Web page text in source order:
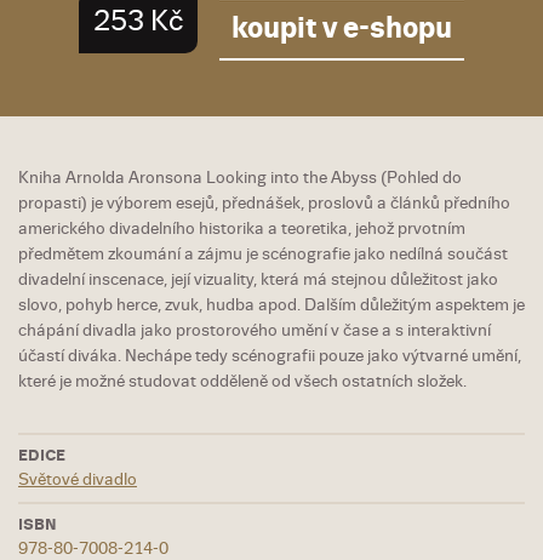
253 Kč koupit v e-shopu
Kniha Arnolda Aronsona Looking into the Abyss (Pohled do
propasti) je výborem esejů, přednášek, proslovů a článků předního
amerického divadelního historika a teoretika, jehož prvotním
předmětem zkoumání a zájmu je scénografie jako nedílná součást
divadelní inscenace, její vizuality, která má stejnou důležitost jako
slovo, pohyb herce, zvuk, hudba apod. Dalším důležitým aspektem je
chápání divadla jako prostorového umění v čase a s interaktivní
účastí diváka. Nechápe tedy scénografii pouze jako výtvarné umění,
které je možné studovat odděleně od všech ostatních složek.
EDICE
Světové divadlo
ISBN
978-80-7008-214-0